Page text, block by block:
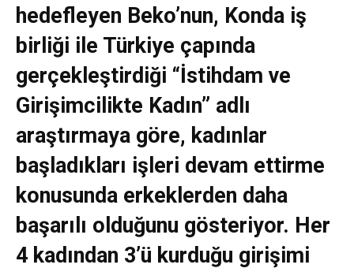
hedefleyen Beko’nun, Konda iş
birliği ile Türkiye çapında
gerçekleştirdiği “İstihdam ve
Girişimcilikte Kadın” adlı
araştırmaya göre, kadınlar
başladıkları işleri devam ettirme
konusunda erkeklerden daha
başarılı olduğunu gösteriyor. Her
4 kadından 3’ü kurduğu girişimi